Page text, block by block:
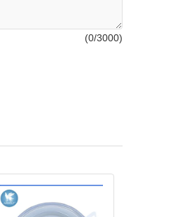
(0/3000)